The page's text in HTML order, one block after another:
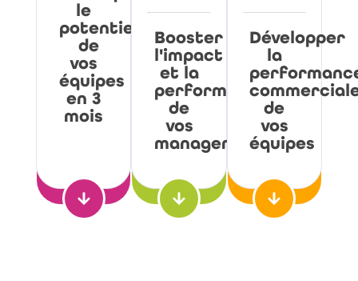
le
potentiel
de
vos
équipes
en 3
mois
Booster
l'impact
et la
performance
de
vos
managers
Développer
la
de
vos
équipes